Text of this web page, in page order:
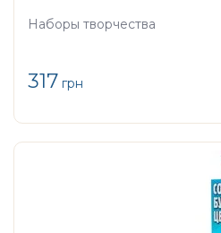
Наборы творчества
317 грн